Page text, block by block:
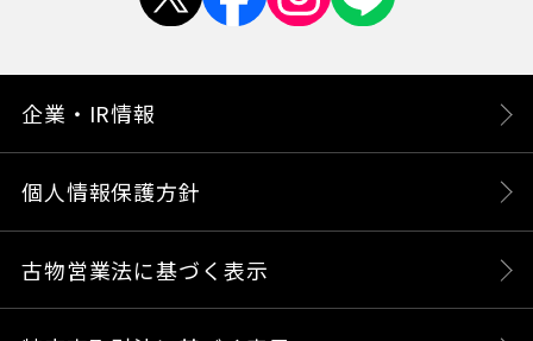
企業・IR情報
個人情報保護方針
古物営業法に基づく表示